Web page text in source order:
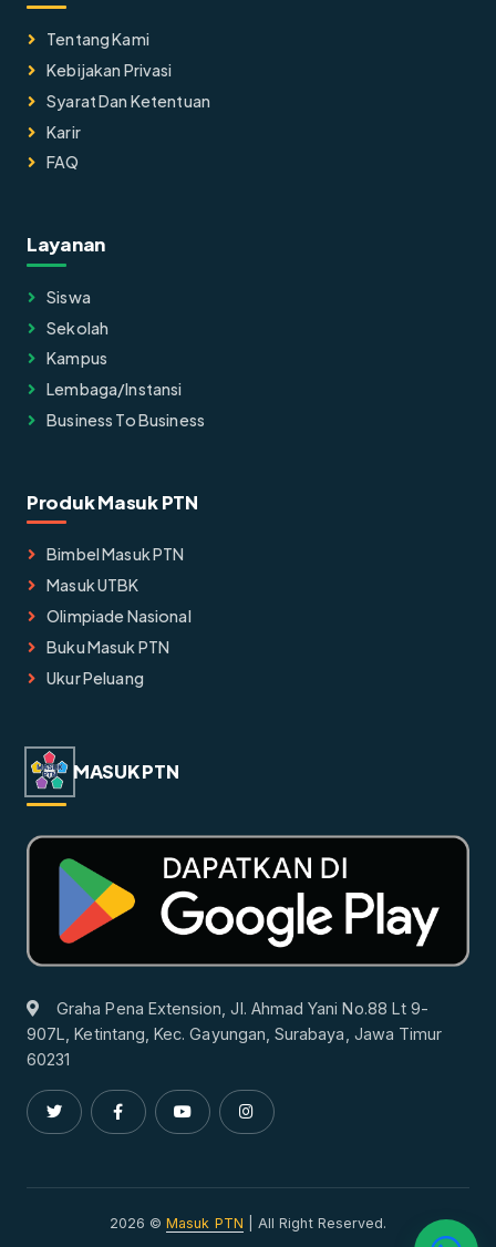
Tentang Kami
Kebijakan Privasi
Syarat Dan Ketentuan
Karir
FAQ
Layanan
Siswa
Sekolah
Kampus
Lembaga/instansi
Business To Business
Produk Masuk PTN
Bimbel Masuk PTN
Masuk UTBK
Olimpiade Nasional
Buku Masuk PTN
Ukur Peluang
MASUK PTN
Graha Pena Extension, Jl. Ahmad Yani No.88 Lt 9-
907L, Ketintang, Kec. Gayungan, Surabaya, Jawa Timur
60231
2026 ©Masuk PTN | All Right Reserved.